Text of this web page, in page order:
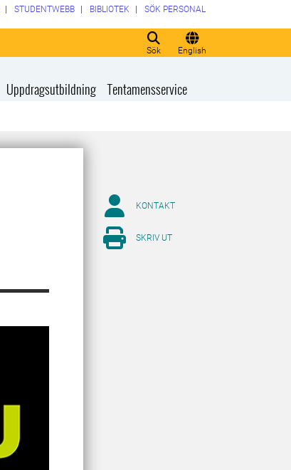
Sök English
STUDENTWEBB BIBLIOTEK SÖK PERSONAL
Uppdragsutbildning Tentamensservice
KONTAKT
SKRIV UT